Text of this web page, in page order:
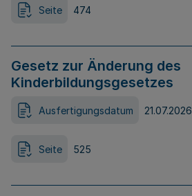
Seite 474
Gesetz zur Änderung des
Kinderbildungsgesetzes
Ausfertigungsdatum 21.07.2026
Seite 525